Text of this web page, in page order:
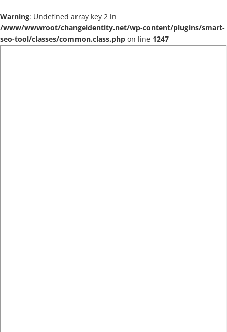
Warning: Undefined array key 2 in
/www/wwwroot/changeidentity.net/wp-content/plugins/smart-
seo-tool/classes/common.class.php on line 1247